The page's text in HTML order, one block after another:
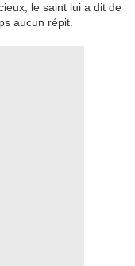
, le saint lui a dit de
aucun répit